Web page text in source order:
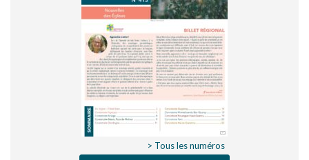
> Tous les numéros